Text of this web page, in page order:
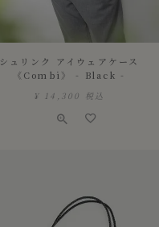
シュリンク アイウェアケース
《Combi》 - Black -
¥ 14,300 税込